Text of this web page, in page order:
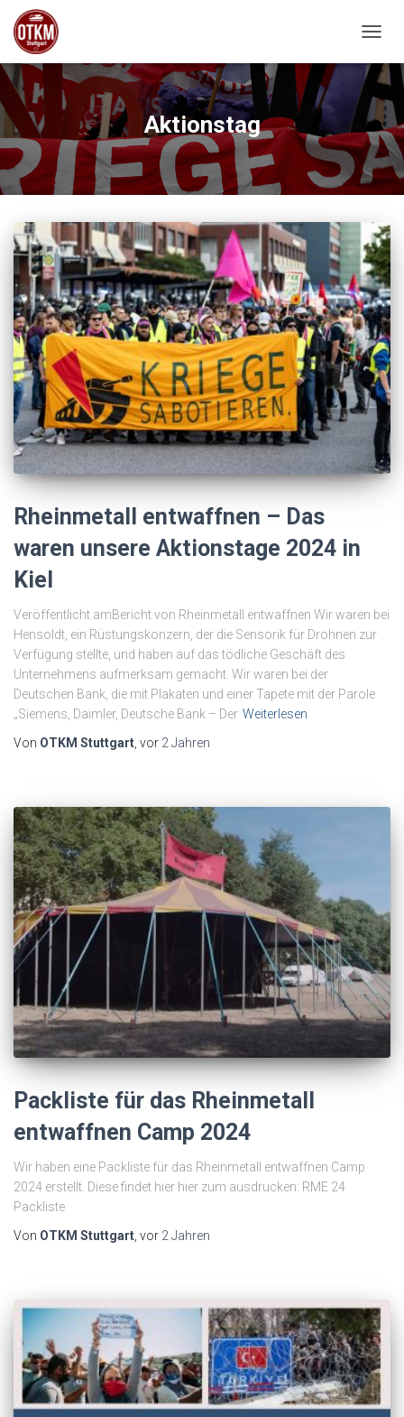
Aktionstag
Rheinmetall entwaffnen – Das
waren unsere Aktionstage 2024 in
Kiel
Veröffentlicht amBericht von Rheinmetall entwaffnen Wir waren bei
Hensoldt, ein Rüstungskonzern, der die Sensorik für Drohnen zur
Verfügung stellte, und haben auf das tödliche Geschäft des
Unternehmens aufmerksam gemacht. Wir waren bei der
Deutschen Bank, die mit Plakaten und einer Tapete mit der Parole
„Siemens, Daimler, Deutsche Bank – Der Weiterlesen
Von OTKM Stuttgart , vor 2 Jahren
Packliste für das Rheinmetall
entwaffnen Camp 2024
Wir haben eine Packliste für das Rheinmetall entwaffnen Camp
2024 erstellt. Diese findet hier hier zum ausdrucken: RME 24
Packliste
Von OTKM Stuttgart, vor 2 Jahren